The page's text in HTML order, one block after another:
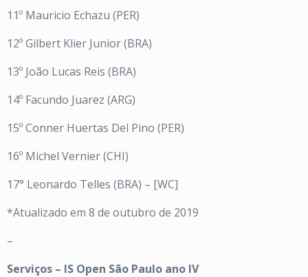
11º Mauricio Echazu (PER)
12º Gilbert Klier Junior (BRA)
13º João Lucas Reis (BRA)
14º Facundo Juarez (ARG)
15º Conner Huertas Del Pino (PER)
16º Michel Vernier (CHI)
17° Leonardo Telles (BRA) – [WC]
*Atualizado em 8 de outubro de 2019
–
Serviços – IS Open São Paulo ano IV